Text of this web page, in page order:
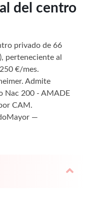
del centro
privado de 66
perteneciente al
€/mes.
Admite
Nac 200 - AMADE
CAM.
—